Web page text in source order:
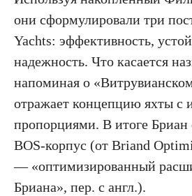
они сформулировали три
Yachts: эффективность,
надежность. Что касается
напоминая о
отражает концепцию яхты с
пропорциями. В итоге Бриан
BOS-корпус (от Briand
— «оптимизированный
Бриана», пер. с англ.).